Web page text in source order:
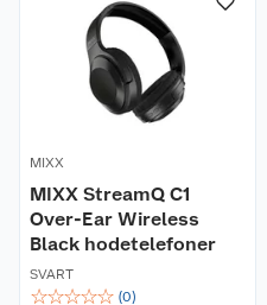
MIXX
MIXX StreamQ C1
Over-Ear Wireless
Black hodetelefoner
SVART
☆☆☆☆☆ (0)
Nyheter
Våre butikker
Coop kjeder
Ledige stillinger
Angre- og returrett
Reklamasjon og garanti
Betalingsalternativer
Leveringsalternativer
Åpent kjøp